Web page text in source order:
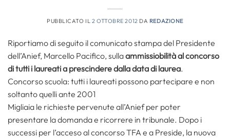
PUBBLICATO IL 2 OTTOBRE 2012 DA REDAZIONE
Riportiamo di seguito il comunicato stampa del Presidente
dell’Anief, Marcello Pacifico, sullaammissiobilità al concorso
di tutti i laureati a prescindere dalla data di laurea.
Concorso scuola: tutti i laureati possono partecipare e non
soltanto quelli ante 2001
Migliaia le richieste pervenute all’Anief per poter
presentare la domanda e ricorrere in tribunale. Dopo i
successi per l’acceso al concorso TFA e a Preside, la nuova